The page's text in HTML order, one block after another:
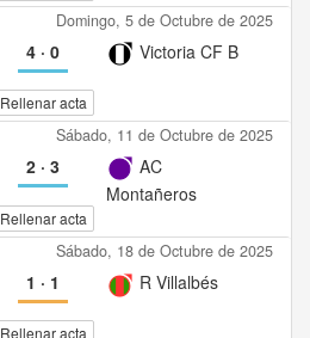
Domingo, 5 de Octubre de 2025
4· 0 Victoria CF B
Rellenar acta
Sábado, 11 de Octubre de 2025
2· 3
AC
Montañeros
Rellenar acta
Sábado, 18 de Octubre de 2025
1 · 1 R Villalbés
Rellenar acta